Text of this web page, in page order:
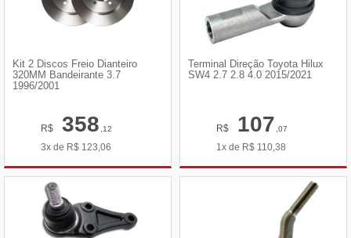
Kit 2 Discos Freio Dianteiro
320MM Bandeirante 3.7
1996/2001
R$ 358,12
3x de R$ 123,06
Terminal Direção Toyota Hilux
SW4 2.7 2.8 4.0 2015/2021
R$ 107,07
1x de R$ 110,38